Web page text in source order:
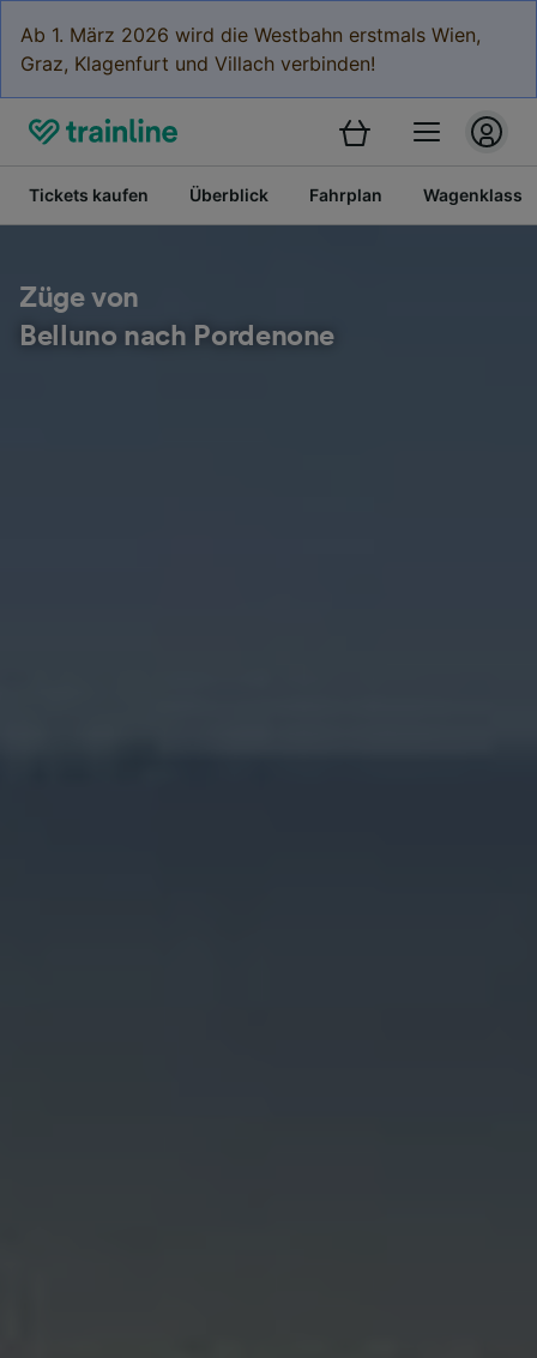
Ab 1. März 2026 wird die Westbahn erstmals Wien,
Graz, Klagenfurt und Villach verbinden!
Tickets kaufen Überblick Fahrplan
Züge von
Belluno nach Pordenone